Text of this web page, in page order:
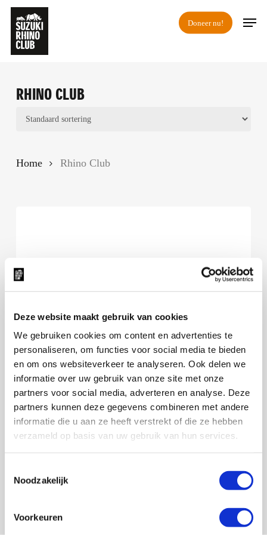
Deze website maakt gebruik van cookies
We gebruiken cookies om content en advertenties te
personaliseren, om functies voor social media te bieden
en om ons websiteverkeer te analyseren. Ook delen we
informatie over uw gebruik van onze site met onze
partners voor social media, adverteren en analyse. Deze
partners kunnen deze gegevens combineren met andere
informatie die u aan ze heeft verstrekt of die ze hebben
verzameld op basis van uw gebruik van hun services.
Noodzakelijk
Voorkeuren
Skip
main
content
Doneer nu!
Menu
RHINO CLUB
Home Rhino Club
€25,00